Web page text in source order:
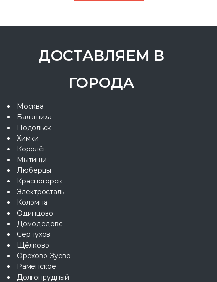
ДОСТАВЛЯЕМ В
ГОРОДА
Москва
Балашиха
Подольск
Химки
Королёв
Мытищи
Люберцы
Красногорск
Электросталь
Коломна
Одинцово
Домодедово
Серпухов
Щёлково
Орехово-Зуево
Раменское
Долгопрудный